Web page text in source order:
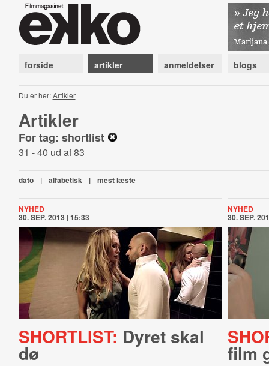
forside artikler anmeldelser blogs
Du er her:Artikler
Artikler
For tag: shortlist
31 - 40 ud af 83
dato | alfabetisk | mest læste
NYHED
30. SEP. 2013 | 15:33
SHORTLIST: Dyret skal
dø
NYHED
30. SEP.
film